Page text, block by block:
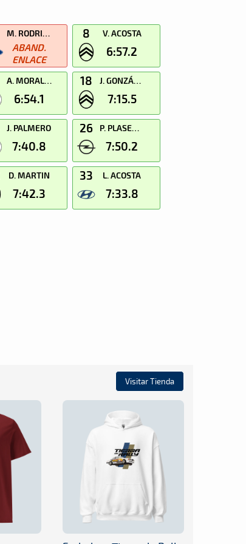
M. RODRIGUEZ
ABAND.
ENLACE
8 V. ACOSTA
6:57.2
A. MORALES
6:54.1
18 J. GONZÁLEZ
7:15.5
J. PALMERO
7:40.8
26 P. PLASENCIA
7:50.2
D. MARTIN
7:42.3
33 L. ACOSTA
7:33.8
Visitar Tienda